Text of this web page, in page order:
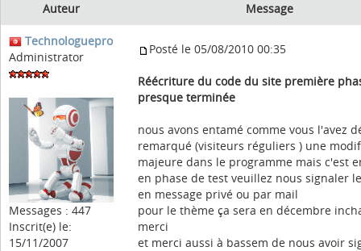
Auteur Message
Technologuepro
Administrator
Messages : 447
Inscrit(e) le:
15/11/2007
Posté le 05/08/2010 00:35
Réécriture du code du site première
presque terminée
nous avons entamé comme vous l'avez
remarqué (visiteurs réguliers ) une
majeure dans le programme mais c'est
en phase de test veuillez nous signaler
en message privé ou par mail
pour le thème ça sera en décembre
merci
et merci aussi à bassem de nous avoir